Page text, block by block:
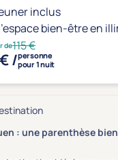
inclus
bien-être en
de115 €
/personne
pour 1 nuit
: une parenthèse